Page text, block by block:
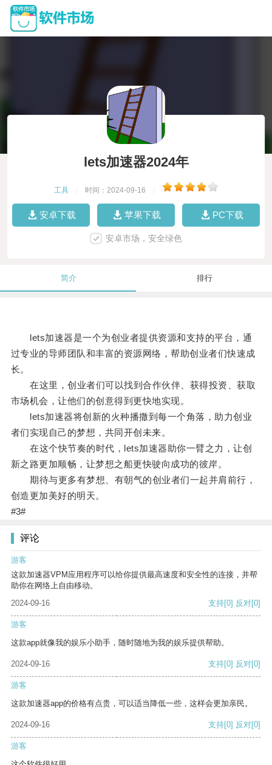
lets加速器2024年
工具 时间：2024-09-16
安卓下载 苹果下载 PC下载
安卓市场，安全绿色
简介 排行
lets加速器是一个为创业者提供资源和支持的平台，通
过专业的导师团队和丰富的资源网络，帮助创业者们快速成
长。
在这里，创业者们可以找到合作伙伴、获得投资、获取
市场机会，让他们的创意得到更快地实现。
lets加速器将创新的火种播撒到每一个角落，助力创业
者们实现自己的梦想，共同开创未来。
在这个快节奏的时代，lets加速器助你一臂之力，让创
新之路更加顺畅，让梦想之船更快驶向成功的彼岸。
期待与更多有梦想、有朝气的创业者们一起并肩前行，
创造更加美好的明天。
#3#
评论
游客
这款加速器VPM应用程序可以给你提供最高速度和安全性的连接，并帮
助你在网络上自由移动。
2024-09-16
支持[0] 反对[0]
游客
这款app就像我的娱乐小助手，随时随地为我的娱乐提供帮助。
2024-09-16 支持[0] 反对[0]
游客
这款加速器app的价格有点贵，可以适当降低一些，这样会更加亲民。
2024-09-16 支持[0] 反对[0]
游客